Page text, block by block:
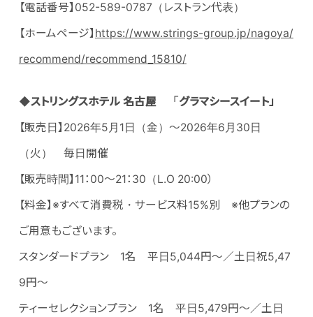
【電話番号】052-589-0787（レストラン代表）
【ホームページ】 https://www.strings-group.jp/nagoya/
recommend/recommend_15810/
◆ストリングスホテル 名古屋 「グラマシースイート」
【販売日】2026年5月1日（金）～2026年6月30日
（火） 毎日開催
【販売時間】11：00～21：30（L.O 20:00）
【料金】※すべて消費税・サービス料15%別 ※他プランの
ご用意もございます。
スタンダードプラン 1名 平日5,044円～／土日祝5,47
9円～
ティーセレクションプラン 1名 平日5,479円～／土日